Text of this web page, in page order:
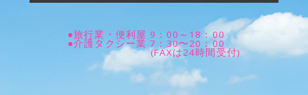
●旅行業・便利屋 9：00～18：00
●介護タクシー業 7：30〜20：00
(FAXは24時間受付)